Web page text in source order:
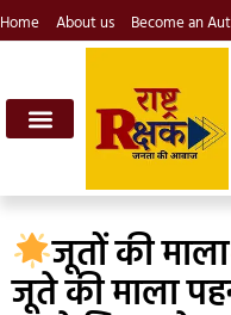
Home About us Become an
जूतों की माला
जूते की माला